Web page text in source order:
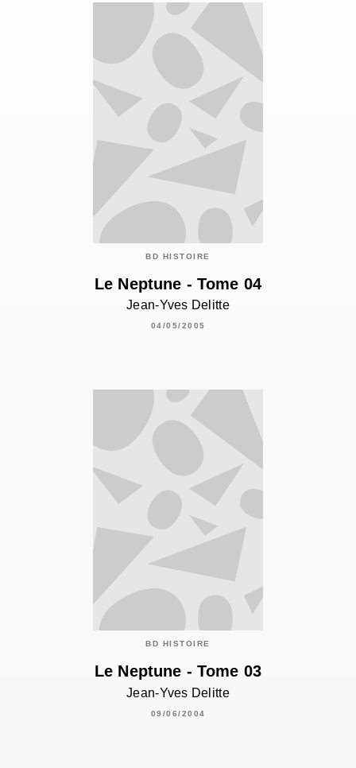
BD HISTOIRE
Le Neptune - Tome 04
Jean-Yves Delitte
04/05/2005
BD HISTOIRE
Le Neptune - Tome 03
Jean-Yves Delitte
09/06/2004